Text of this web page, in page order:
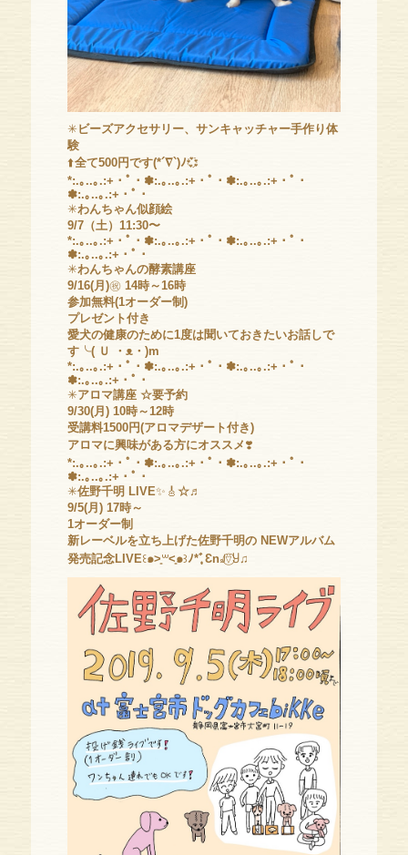
✳ ビーズアクセサリー、サンキャッチャー手作り体
験
⬆️全て500円です(*´∇`)ﾉ💞
*:.｡..｡.:+・ﾟ・✽:.｡..｡.:+・ﾟ・✽:.｡..｡.:+・ﾟ・
✽:.｡..｡.:+・ﾟ・
✳わんちゃん似顔絵
9/7（土）11:30〜
*:.｡..｡.:+・ﾟ・✽:.｡..｡.:+・ﾟ・✽:.｡..｡.:+・ﾟ・
✽:.｡..｡.:+・ﾟ・
✳わんちゃんの酵素講座
9/16(月)㊗️ 14時～16時
参加無料(1オーダー制)
プレゼント付き
愛犬の健康のために1度は聞いておきたいお話しで
す╰( Ｕ ・ᴥ・)m
*:.｡..｡.:+・ﾟ・✽:.｡..｡.:+・ﾟ・✽:.｡..｡.:+・ﾟ・
✽:.｡..｡.:+・ﾟ・
✳アロマ講座 ☆要予約
9/30(月) 10時～12時
受講料1500円(アロマデザート付き)
アロマに興味がある方にオススメ ❣️
*:.｡..｡.:+・ﾟ・✽:.｡..｡.:+・ﾟ・✽:.｡..｡.:+・ﾟ・
✽:.｡..｡.:+・ﾟ・
✳佐野千明 LIVE✨🎸☆♬
9/5(月) 17時～
1オーダー制
新レーベルを立ち上げた佐野千明の NEWアルバム
発売記念LIVE꒰๑˃͈꒳˂͈๑꒱ﾉ*ﾞ̥Ɛn꒻⍢⃝Ⴘ♫